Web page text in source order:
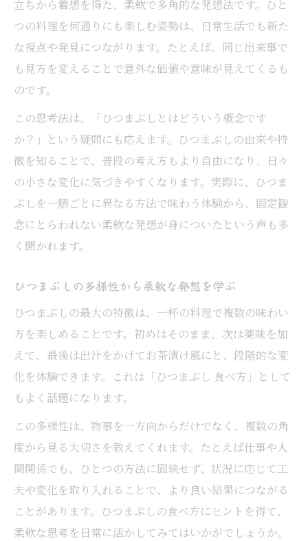
立ちから着想を得た、柔軟で多角的な発想法です。ひと
つの料理を何通りにも楽しむ姿勢は、日常生活でも新た
な視点や発見につながります。たとえば、同じ出来事で
も見方を変えることで意外な価値や意味が見えてくるも
のです。
この思考法は、「ひつまぶしとはどういう概念です
か？」という疑問にも応えます。ひつまぶしの由来や特
徴を知ることで、普段の考え方もより自由になり、日々
の小さな変化に気づきやすくなります。実際に、ひつま
ぶしを一膳ごとに異なる方法で味わう体験から、固定観
念にとらわれない柔軟な発想が身についたという声も多
く聞かれます。
ひつまぶしの多様性から柔軟な発想を学ぶ
ひつまぶしの最大の特徴は、一杯の料理で複数の味わい
方を楽しめることです。初めはそのまま、次は薬味を加
えて、最後は出汁をかけてお茶漬け風にと、段階的な変
化を体験できます。これは「ひつまぶし 食べ方」として
もよく話題になります。
この多様性は、物事を一方向からだけでなく、複数の角
度から見る大切さを教えてくれます。たとえば仕事や人
間関係でも、ひとつの方法に固執せず、状況に応じて工
夫や変化を取り入れることで、より良い結果につながる
ことがあります。ひつまぶしの食べ方にヒントを得て、
柔軟な思考を日常に活かしてみてはいかがでしょうか。